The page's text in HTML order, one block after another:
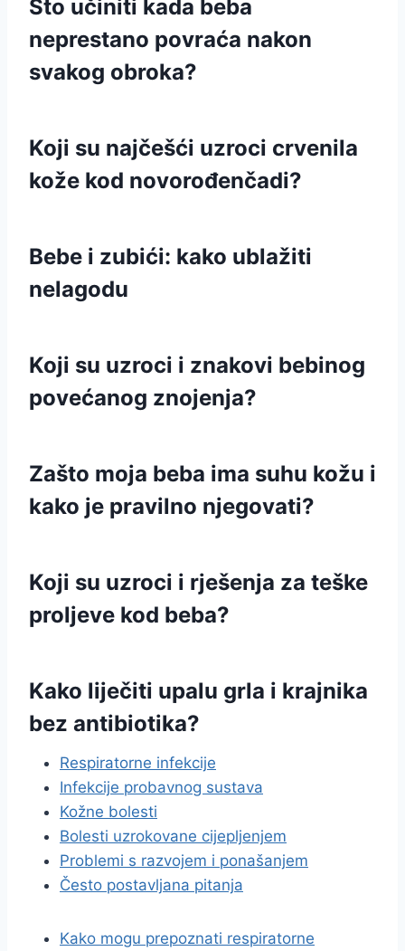
Što učiniti kada beba
neprestano povraća nakon
svakog obroka?
Koji su najčešći uzroci crvenila
kože kod novorođenčadi?
Bebe i zubići: kako ublažiti
nelagodu
Koji su uzroci i znakovi bebinog
povećanog znojenja?
Zašto moja beba ima suhu kožu i
kako je pravilno njegovati?
Koji su uzroci i rješenja za teške
proljeve kod beba?
Kako liječiti upalu grla i krajnika
bez antibiotika?
Respiratorne infekcije
Infekcije probavnog sustava
Kožne bolesti
Bolesti uzrokovane cijepljenjem
Problemi s razvojem i ponašanjem
Često postavljana pitanja
Kako mogu prepoznati respiratorne